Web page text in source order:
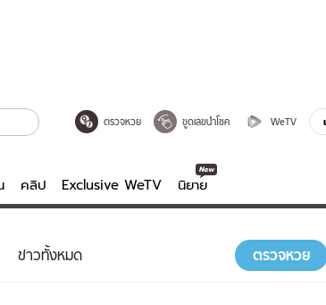
ตรวจหวย ขูดเลขนำโชค WeTV
คลิป Exclusive WeTV นิยาย
บันเทิงครบรส ความรู้รอ
ฮาวทู
ข่าวทั้งหมด ตรวจหวย